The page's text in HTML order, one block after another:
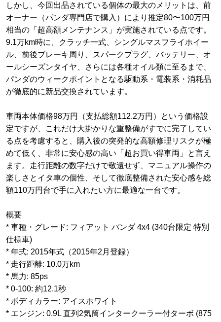
しかし、今回出品されている個体の最大のメリットは、前
オーナー（パンダ専門店で購入）により推定80〜100万円
相当の「超高額メンテナンス」が実施されている点です。
9.1万km時に、クラッチ一式、シングルマスフライホイー
ル、前後ブレーキ周り、スパークプラグ、バッテリー、オ
ールシーズンタイヤ、さらには各種オイル類に至るまで、
パンダのウィークポイントとなる駆動系・電装系・消耗品
が徹底的に新品交換されています。
車両本体価格98万円（支払総額112.2万円）という価格設
定ですが、これだけ大掛かりな重整備がすでに完了してい
る点を考慮すると、購入後の突発的な高額修理リスクが極
めて低く、非常に安心感の高い「超お買い得車両」と言え
ます。走行距離の数字だけで敬遠せず、マニュアル操作の
楽しさとイタ車の個性、そして徹底整備された安心感を総
額110万円台で手に入れたい方に最適な一台です。
概要
* 車種・グレード: フィアット パンダ 4x4 (340台限定 特別
仕様車)
* 年式: 2015年式（2015年2月登録）
* 走行距離: 10.0万km
* 馬力: 85ps
* 0-100: 約12.1秒
* ボディカラー: アイスホワイト
* エンジン: 0.9L 直列2気筒インタークーラー付ターボ (875